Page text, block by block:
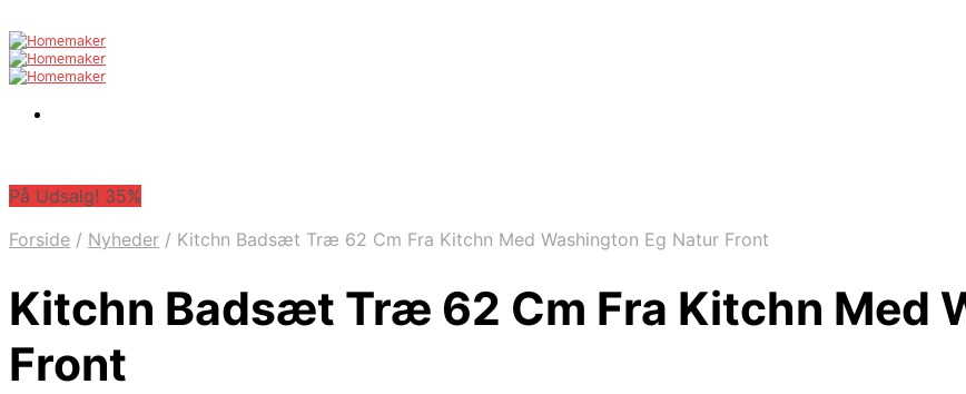
På Udsalg! 35%
Forside / Nyheder / Kitchn Badsæt Træ 62 Cm Fra Kitchn Med Washington Eg Natur Front
Kitchn Badsæt Træ 62 Cm Fra Kitchn Med
Front